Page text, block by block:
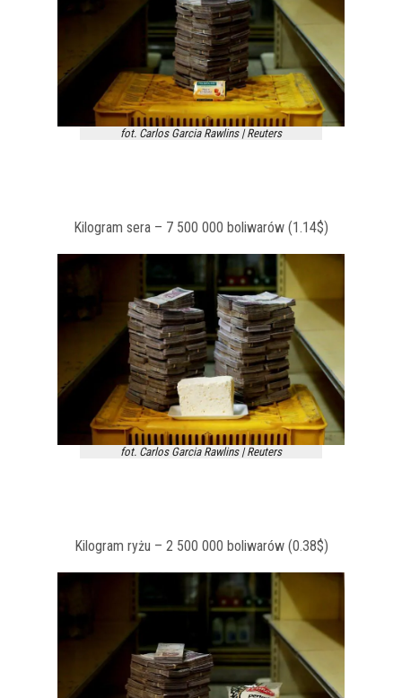
fot. Carlos Garcia Rawlins | Reuters
Kilogram sera – 7 500 000 boliwarów (1.14$)
fot. Carlos Garcia Rawlins | Reuters
Kilogram ryżu – 2 500 000 boliwarów (0.38$)